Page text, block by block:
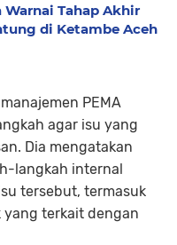
Warnai Tahap Akhir
di Ketambe Aceh
PEMA
agar isu yang
Dia mengatakan
langkah internal
tersebut, termasuk
terkait dengan